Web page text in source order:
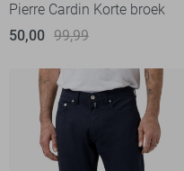
Pierre Cardin Korte broek
50,00 99,99